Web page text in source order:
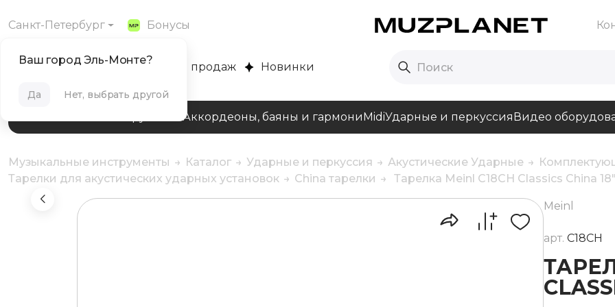
Санкт-Петербург Бонусы
Ваш город Эль-Монте?
Да Нет, выбрать другой
MUZPLANET Хиты продаж Новинки
Клавишные инструментыАккордеоны, баяны и гармониMidiУдарные и перкуссияВидео
Музыкальные инструменты Каталог Ударные и перкуссия Акустические Ударные
Тарелки для акустических ударных установок
China тарелки Тарелка Meinl C18CH Classics China 18"
Meinl
арт. C18CH